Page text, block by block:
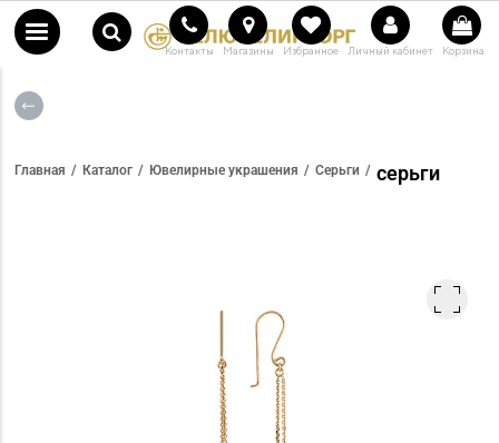
Контакты Магазины Избранное Личный кабинет Корзина
Главная Каталог Ювелирные украшения Серьги серьги